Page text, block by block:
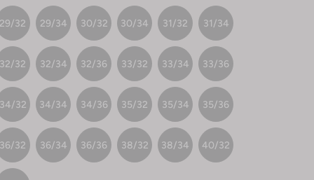
29/32 29/34 30/32 30/34 31/32 31/34
32/32 32/34 32/36 33/32 33/34 33/36
32 34/34 34/36 35/32 35/34 35/36
36/32 36/34 36/36 38/32 38/34 40/32